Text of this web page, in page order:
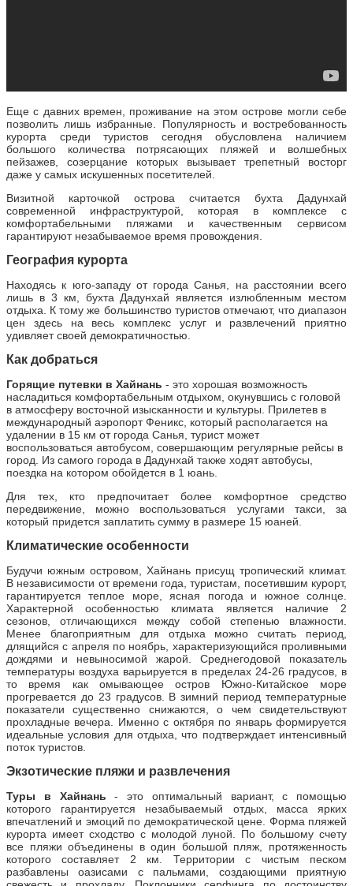
Еще с давних времен, проживание на этом острове могли себе
позволить лишь избранные. Популярность и востребованность
курорта среди туристов сегодня обусловлена наличием
большого количества потрясающих пляжей и волшебных
пейзажев, созерцание которых вызывает трепетный восторг
даже у самых искушенных посетителей.
Визитной карточкой острова считается бухта Дадунхай
современной инфраструктурой, которая в комплексе с
комфортабельными пляжами и качественным сервисом
гарантируют незабываемое время провождения.
География курорта
Находясь к юго-западу от города Санья, на расстоянии всего
лишь в 3 км, бухта Дадунхай является излюбленным местом
отдыха. К тому же большинство туристов отмечают, что диапазон
цен здесь на весь комплекс услуг и развлечений приятно
удивляет своей демократичностью.
Как добраться
Горящие путевки в Хайнань - это хорошая возможность
насладиться комфортабельным отдыхом, окунувшись с головой
в атмосферу восточной изысканности и культуры. Прилетев в
международный аэропорт Феникс, который располагается на
удалении в 15 км от города Санья, турист может
воспользоваться автобусом, совершающим регулярные рейсы в
город. Из самого города в Дадунхай также ходят автобусы,
поездка на котором обойдется в 1 юань.
Для тех, кто предпочитает более комфортное средство
передвижение, можно воспользоваться услугами такси, за
который придется заплатить сумму в размере 15 юаней.
Климатические особенности
Будучи южным островом, Хайнань присущ тропический климат.
В независимости от времени года, туристам, посетившим курорт,
гарантируется теплое море, ясная погода и южное солнце.
Характерной особенностью климата является наличие 2
сезонов, отличающихся между собой степенью влажности.
Менее благоприятным для отдыха можно считать период,
длящийся с апреля по ноябрь, характеризующийся проливными
дождями и невыносимой жарой. Среднегодовой показатель
температуры воздуха варьируется в пределах 24-26 градусов, в
то время как омывающее остров Южно-Китайское море
прогревается до 23 градусов. В зимний период температурные
показатели существенно снижаются, о чем свидетельствуют
прохладные вечера. Именно с октября по январь формируется
идеальные условия для отдыха, что подтверждает интенсивный
поток туристов.
Экзотические пляжи и развлечения
Туры в Хайнань- это оптимальный вариант, с помощью
которого гарантируется незабываемый отдых, масса ярких
впечатлений и эмоций по демократической цене. Форма пляжей
курорта имеет сходство с молодой луной. По большому счету
все пляжи объединены в один большой пляж, протяженность
которого составляет 2 км. Территории с чистым песком
разбавлены оазисами с пальмами, создающими приятную